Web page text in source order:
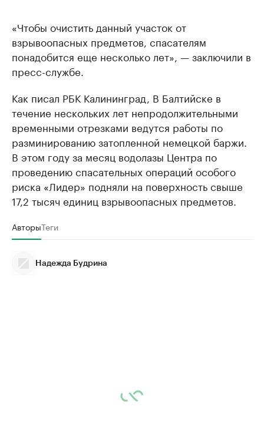
«Чтобы очистить данный участок от
взрывоопасных предметов, спасателям
понадобится еще несколько лет», — заключили в
пресс-службе.
Как писал РБК Калининград, В Балтийске в
течение нескольких лет непродолжительными
временными отрезками ведутся работы по
разминированию затопленной немецкой баржи.
В этом году за месяц водолазы Центра по
проведению спасательных операций особого
риска «Лидер» подняли на поверхность свыше
17,2 тысяч единиц взрывоопасных предметов.
АвторыТеги
Надежда Будрина